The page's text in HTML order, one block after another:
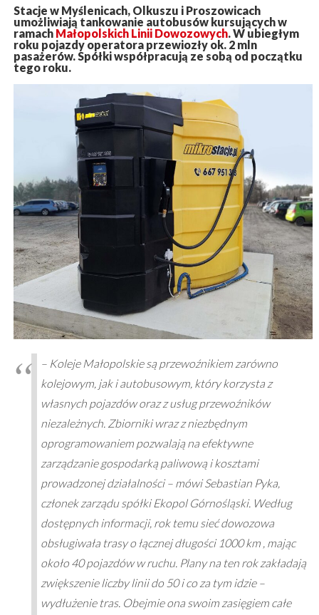
Stacje w Myślenicach, Olkuszu i Proszowicach
umożliwiają tankowanie autobusów kursujących w
ramachMałopolskich Linii Dowozowych. W ubiegłym
roku pojazdy operatora przewiozły ok. 2 mln
pasażerów. Spółki współpracują ze sobą od początku
tego roku.
– Koleje Małopolskie są przewoźnikiem zarówno
kolejowym, jak i autobusowym, który korzysta z
własnych pojazdów oraz z usług przewoźników
niezależnych. Zbiorniki wraz z niezbędnym
oprogramowaniem pozwalają na efektywne
zarządzanie gospodarką paliwową i kosztami
prowadzonej działalności – mówi Sebastian Pyka,
członek zarządu spółki Ekopol Górnośląski. Według
dostępnych informacji, rok temu sieć dowozowa
obsługiwała trasy o łącznej długości 1000 km , mając
około 40 pojazdów w ruchu. Plany na ten rok zakładają
zwiększenie liczby linii do 50 i co za tym idzie –
wydłużenie tras. Obejmie ona swoim zasięgiem całe